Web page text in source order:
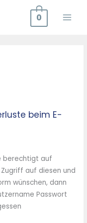
0
beim E-
berechtigt auf
auf diesen und
wünschen, dann
Passwort